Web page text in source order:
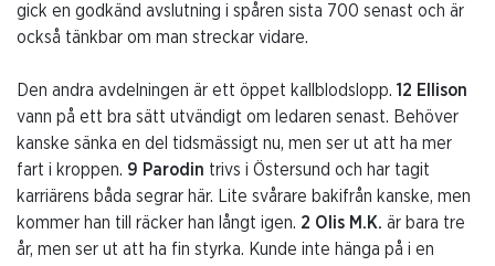
gick en godkänd avslutning i spåren sista 700 senast och är
också tänkbar om man streckar vidare.
Den andra avdelningen är ett öppet kallblodslopp. 12 Ellison
vann på ett bra sätt utvändigt om ledaren senast. Behöver
kanske sänka en del tidsmässigt nu, men ser ut att ha mer
fart i kroppen. 9 Parodin trivs i Östersund och har tagit
karriärens båda segrar här. Lite svårare bakifrån kanske, men
kommer han till räcker han långt igen. 2 Olis M.K. är bara tre
år, men ser ut att ha fin styrka. Kunde inte hänga på i en